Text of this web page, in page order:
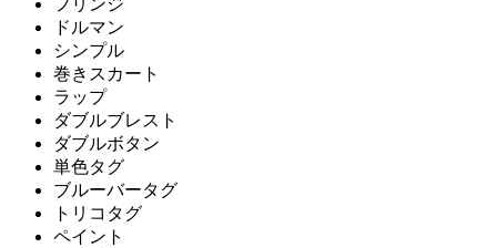
ドルマン
シンプル
巻きスカート
ラップ
ダブルブレスト
ダブルボタン
単色タグ
ブルーバータグ
トリコタグ
ペイント